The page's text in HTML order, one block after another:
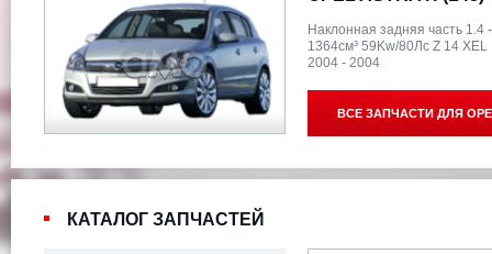
Наклонная задняя часть
1364см³ 59Kw/80Лс Z 14 XEL
2004 - 2004
ВСЕ ЗАПЧАСТИ ДЛЯ
КАТАЛОГ ЗАПЧАСТЕЙ